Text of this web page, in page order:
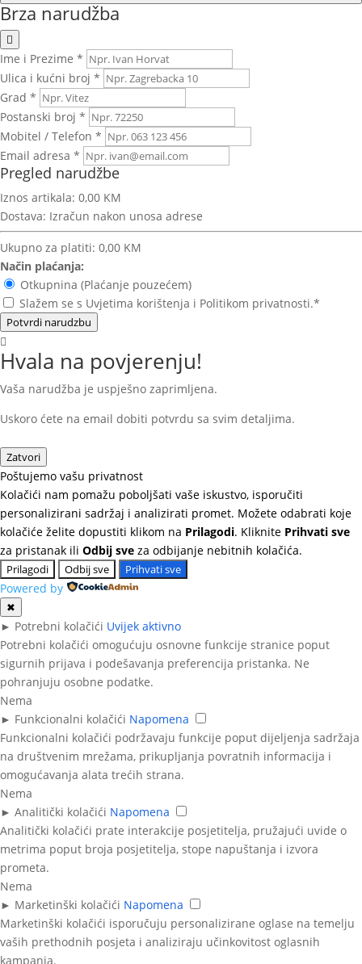
Brza narudžba
Ime i Prezime *
Ulica i kućni broj *
Grad *
Postanski broj *
Mobitel / Telefon *
Email adresa *
Pregled narudžbe
Iznos artikala: 0,00 KM
Dostava: Izračun nakon unosa adrese
Ukupno za platiti: 0,00 KM
Način plaćanja:
Otkupnina (Plaćanje pouzećem)
Slažem se s Uvjetima korištenja i Politikom privatnosti.*
Potvrdi narudzbu
Hvala na povjerenju!
Vaša narudžba je uspješno zaprimljena.
Uskoro ćete na email dobiti potvrdu sa svim detaljima.
Zatvori
Poštujemo vašu privatnost
Kolačići nam pomažu poboljšati vaše iskustvo, isporučiti
personalizirani sadržaj i analizirati promet. Možete odabrati koje
kolačiće želite dopustiti klikom na Prilagodi. Kliknite Prihvati sve
za pristanak ili Odbij sve za odbijanje nebitnih kolačića.
Prilagodi Odbij sve Prihvati sve
Powered by
✖
► Potrebni kolačići Uvijek aktivno
Potrebni kolačići omogućuju osnovne funkcije stranice poput
sigurnih prijava i podešavanja preferencija pristanka. Ne
pohranjuju osobne podatke.
Nema
► Funkcionalni kolačići Napomena
Funkcionalni kolačići podržavaju funkcije poput dijeljenja sadržaja
na društvenim mrežama, prikupljanja povratnih informacija i
omogućavanja alata trećih strana.
Nema
► Analitički kolačići Napomena
Analitički kolačići prate interakcije posjetitelja, pružajući uvide o
metrima poput broja posjetitelja, stope napuštanja i izvora
prometa.
Nema
► Marketinški kolačići Napomena
Marketinški kolačići isporučuju personalizirane oglase na temelju
vaših prethodnih posjeta i analiziraju učinkovitost oglasnih
kampanja.